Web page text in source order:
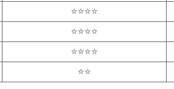
⭐⭐⭐⭐
⭐⭐⭐⭐
⭐⭐⭐⭐
⭐⭐